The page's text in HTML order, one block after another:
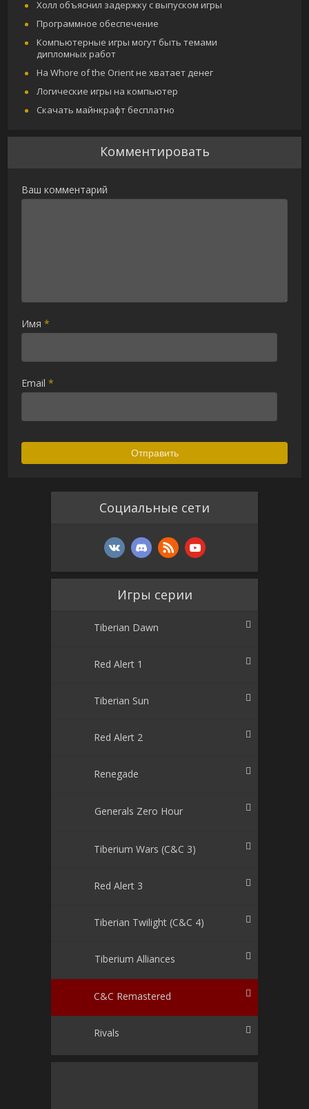
Холл объяснил задержку с выпуском игры
Программное обеспечение
Компьютерные игры могут быть темами
дипломных работ
На Whore of the Orient не хватает денег
Логические игры на компьютер
Скачать майнкрафт бесплатно
Комментировать
Ваш комментарий
Имя*
Email*
Социальные сети
Игры серии
Tiberian Dawn
Red Alert 1
Tiberian Sun
Red Alert 2
Renegade
Generals Zero Hour
Tiberium Wars (C&C 3)
Red Alert 3
Tiberian Twilight (C&C 4)
Tiberium Alliances
C&C Remastered
Rivals